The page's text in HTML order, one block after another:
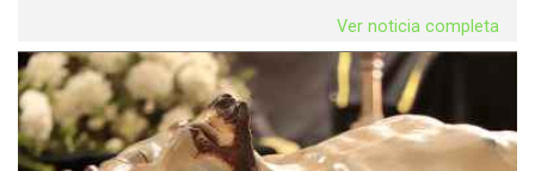
Ver noticia completa